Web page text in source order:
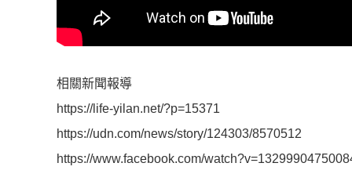
相關新聞報導
https://life-yilan.net/?p=15371
https://udn.com/news/story/124303/8570512
https://www.facebook.com/